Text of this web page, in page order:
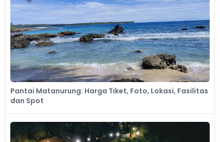
Pantai Matanurung: Harga Tiket, Foto, Lokasi, Fasilitas
dan Spot